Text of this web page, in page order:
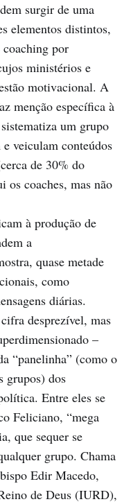
surgir de uma
elementos distintos,
por
ministérios e
motivacional. A
menção específica à
um grupo
veiculam conteúdos
de 30% do
os coaches, mas não
à produção de
a
quase metade
como
diárias.
desprezível, mas
–
“panelinha” (como o
grupos) dos
Entre eles se
Feliciano, “mega
que sequer se
grupo. Chama
Edir Macedo,
de Deus (IURD),